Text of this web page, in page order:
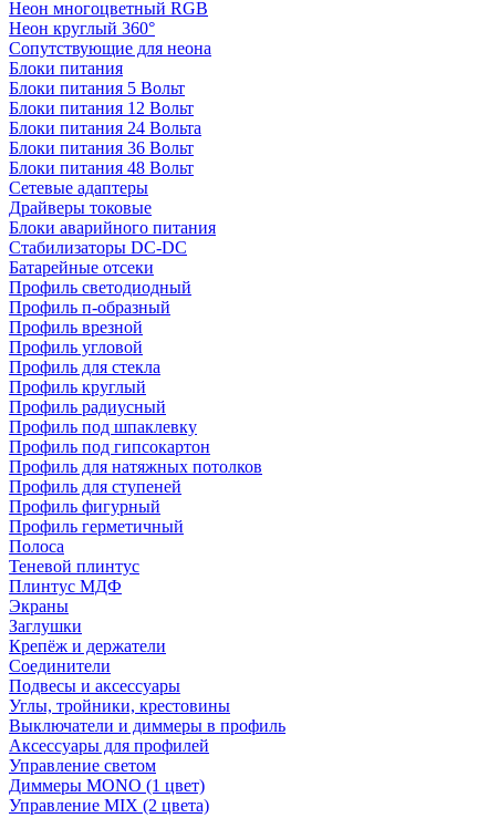
Неон многоцветный RGB
Неон круглый 360°
Сопутствующие для неона
Блоки питания
Блоки питания 5 Вольт
Блоки питания 12 Вольт
Блоки питания 24 Вольта
Блоки питания 36 Вольт
Блоки питания 48 Вольт
Сетевые адаптеры
Драйверы токовые
Блоки аварийного питания
Стабилизаторы DC-DC
Батарейные отсеки
Профиль светодиодный
Профиль п-образный
Профиль врезной
Профиль угловой
Профиль для стекла
Профиль круглый
Профиль радиусный
Профиль под шпаклевку
Профиль под гипсокартон
Профиль для натяжных потолков
Профиль для ступеней
Профиль фигурный
Профиль герметичный
Полоса
Теневой плинтус
Плинтус МДФ
Экраны
Заглушки
Крепёж и держатели
Соединители
Подвесы и аксессуары
Углы, тройники, крестовины
Выключатели и диммеры в профиль
Аксессуары для профилей
Управление светом
Диммеры MONO (1 цвет)
Управление MIX (2 цвета)